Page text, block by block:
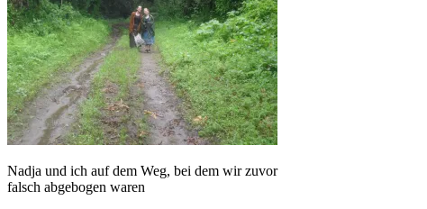
Nadja und ich auf dem Weg, bei dem wir zuvor
falsch abgebogen waren